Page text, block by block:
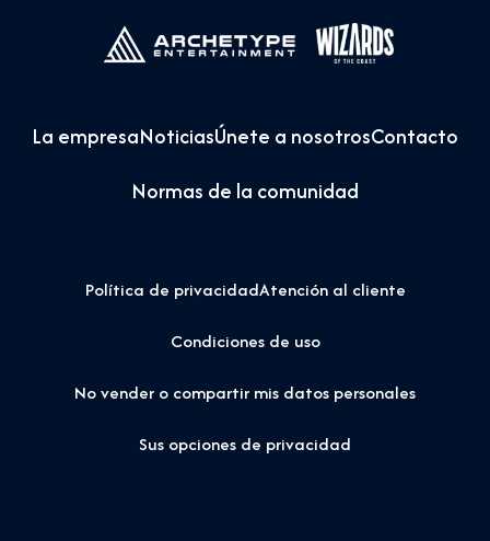
La empresaNoticiasÚnete a nosotrosContacto
Normas de la comunidad
Política de privacidadAtención al cliente
Condiciones de uso
No vender o compartir mis datos personales
Sus opciones de privacidad